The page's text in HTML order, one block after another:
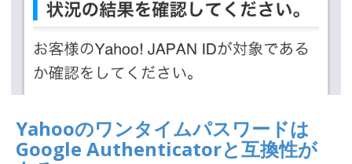
Yahooのワンタイムパスワードは
Google Authenticatorと互換性が